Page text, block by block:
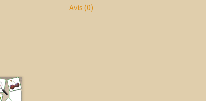
Avis (0)